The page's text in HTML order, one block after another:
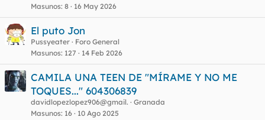
Masunos 8 16 May 2026
El puto Jon
Pussyeater
Foro General
Masunos 127 14 Feb 2026
CAMILA UNA TEEN DE "MÍRAME Y NO ME
TOQUES..." 604306839
davidlopezlopez906@gmail.
Granada
Masunos 16 10 Ago 2025